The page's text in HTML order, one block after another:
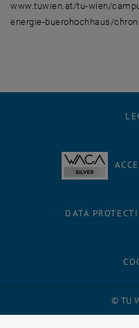
www.tuwien.at/tu-wien/
energie-buerohochhaus/
© TU
DATA